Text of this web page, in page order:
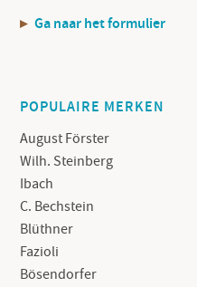
Ga naar het formulier
POPULAIRE MERKEN
August Förster
Wilh. Steinberg
Ibach
C. Bechstein
Blüthner
Fazioli
Bösendorfer